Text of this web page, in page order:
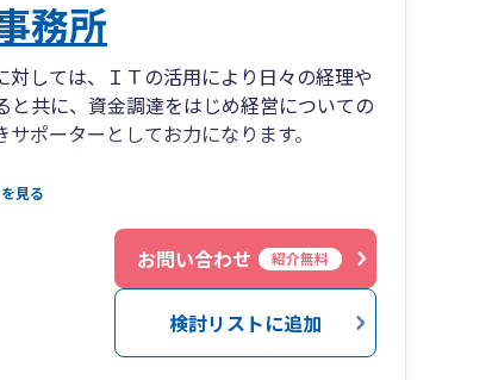
務所
しては、ＩＴの活用により日々の経理や
共に、資金調達をはじめ経営についての
ポーターとしてお力になります。
務の専門家として高度なサービスを提供
サポートをさせていただきます。
部管理体制の整備や事業計画の策定など
見る
お問い合わせ 紹介無料
検討リストに追加